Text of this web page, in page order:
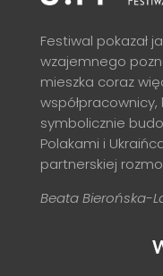
Festiwal pokazał
wzajemnego
mieszka coraz
symbolicznie
Polakami i
partnerskiej
Beata Bierońska-